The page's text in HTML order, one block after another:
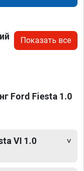
Показать все
Ford Fiesta 1.0
VI 1.0